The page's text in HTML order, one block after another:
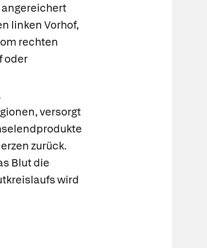
linken Vorhof,
rechten
oder
versorgt
zurück.
Blut die
wird